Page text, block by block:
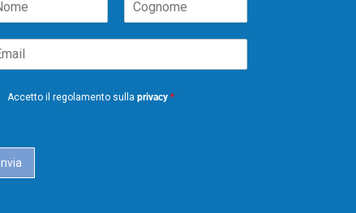
o
n
m
Accetto il regolamento sulla privacy *
Invia